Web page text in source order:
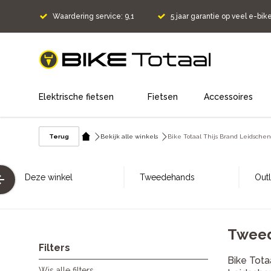
Waardering service: 9,1 5 jaar garantie op veel e-
home
Elektrische fietsen Fietsen Accessoires
Terug Bekijk alle winkels Bike Totaal Thijs Brand
Deze winkel Tweedehands
Filters
Bike